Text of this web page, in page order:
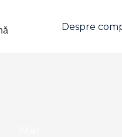
Despre